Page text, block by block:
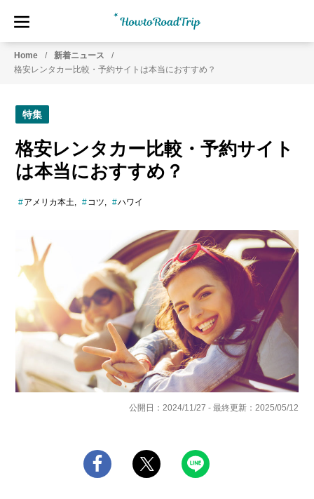
HowtoRoadTrip.com
Home
新着ニュース
格安レンタカー比較・予約サイトは本当におすすめ？
特集
格安レンタカー比較・予約サイト
は本当におすすめ？
アメリカ本土 コツ ハワイ
公開日：2024/11/27 - 最終更新：2025/05/12